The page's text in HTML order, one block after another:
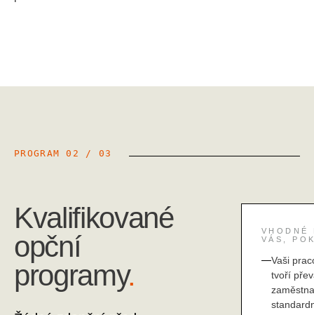
PROGRAM 02 / 03
Kvalifikované
opční
programy.
VHODNÉ
VÁS,
Vaši
tvoří